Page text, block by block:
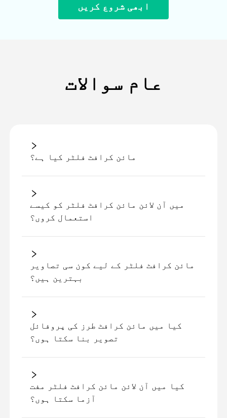
ابھی شروع کریں
عام سوالات
مائن کرافٹ فلٹر کیا ہے؟
میں آن لائن مائن کرافٹ فلٹر کو کیسے
استعمال کروں؟
مائن کرافٹ فلٹر کے لیے کون سی تصاویر
بہترین ہیں؟
کیا میں مائن کرافٹ طرز کی پروفائل
تصویر بنا سکتا ہوں؟
کیا میں آن لائن مائن کرافٹ فلٹر مفت
آزما سکتا ہوں؟